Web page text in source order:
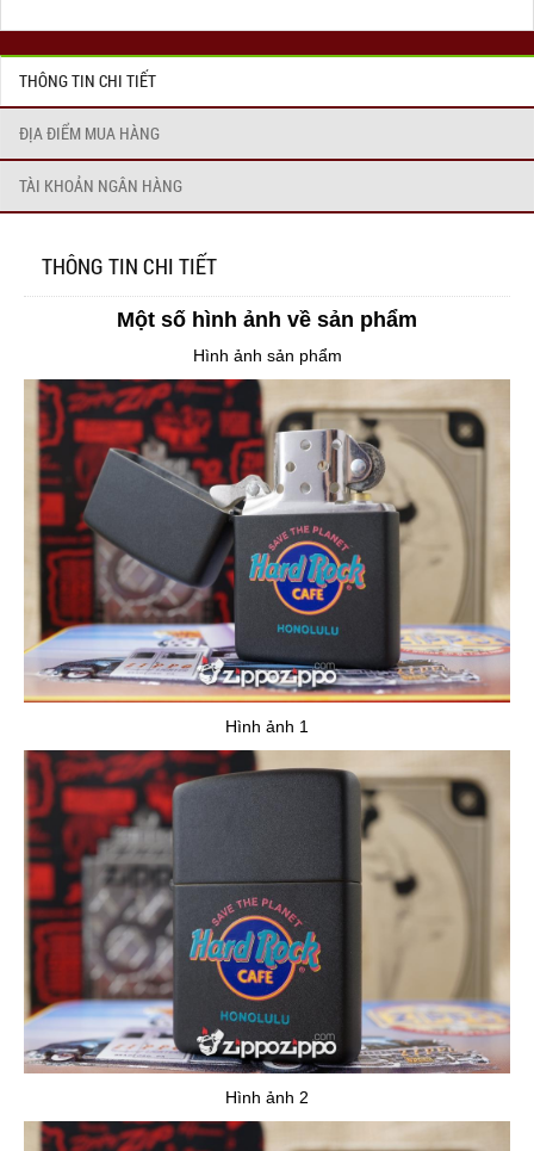
THÔNG TIN CHI TIẾT
ĐỊA ĐIỂM MUA HÀNG
TÀI KHOẢN NGÂN HÀNG
THÔNG TIN CHI TIẾT
Một số hình ảnh về sản phẩm
Hình ảnh sản phẩm
Hình ảnh 1
Hình ảnh 2